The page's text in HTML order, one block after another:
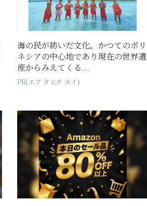
海の民が紡いだ文化。かつてのポリ
ネシアの中心地であり現在の世界遺
産からみえてくる...
PR(エア タヒチ ヌイ)